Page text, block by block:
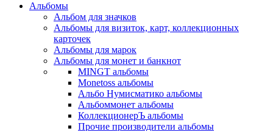
Альбомы
Альбом для значков
Альбомы для визиток, карт, коллекционных
карточек
Альбомы для марок
Альбомы для монет и банкнот
MINGT альбомы
Monetoss альбомы
Альбо Нумисматико альбомы
Альбоммонет альбомы
КоллекционерЪ альбомы
Прочие производители альбомы